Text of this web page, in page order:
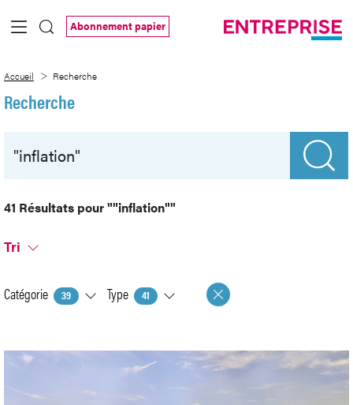
Saut au contenu principal
Abonnement papier
Accueil Recherche
Recherche
41 Résultats pour""inflation""
Tri
Catégorie 39 Type 41